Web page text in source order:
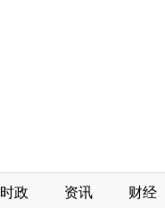
时政 资讯 财经